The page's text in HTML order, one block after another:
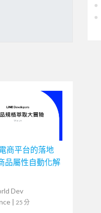
商平台的落地
品屬性自動化解
Dev
| 25 分